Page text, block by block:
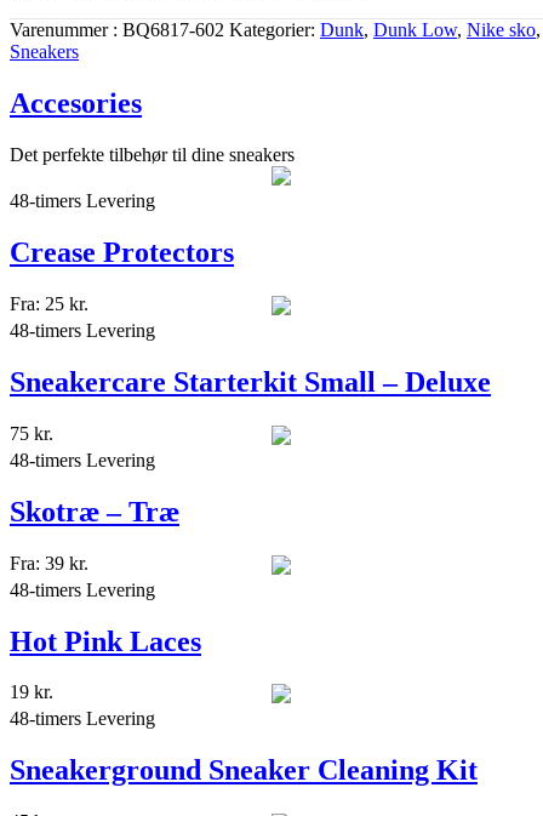
Varenummer BQ6817-602 Kategorier Dunk, Dunk Low, Nike sko,
Sneakers
Accesories
Det perfekte tilbehør til dine sneakers
48-timers Levering
Crease Protectors
Fra: 25 kr.
48-timers Levering
Sneakercare Starterkit Small – Deluxe
75 kr.
48-timers Levering
Skotræ – Træ
Fra: 39 kr.
48-timers Levering
Hot Pink Laces
19 kr.
48-timers Levering
Sneakerground Sneaker Cleaning Kit